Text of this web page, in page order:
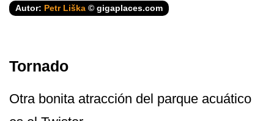
Autor: Petr Liška © gigaplaces.com
Tornado
Otra bonita atracción del parque acuático